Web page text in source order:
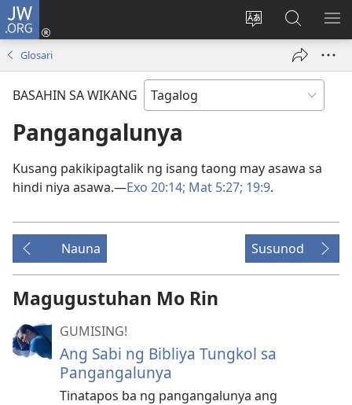
JW.ORG
Baguhin
ng
Mag-
log
bubukas
sa
JW.ORG
Glosari
BASAHIN SA WIKANG
Pangangalunya
Kusang pakikipagtalik ng isang taong may asawa sa
hindi niya asawa.—Exo 20:14; Mat 5:27; 19:9.
Nauna Susunod
Magugustuhan Mo Rin
GUMISING!
Ang Sabi ng Bibliya Tungkol sa
Pangangalunya
Tinatapos ba ng pangangalunya ang